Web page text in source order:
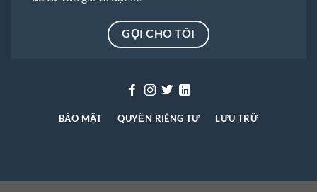
GỌI CHO TÔI
BẢO MẬT QUYỀN RIÊNG TƯ LƯU TRỮ